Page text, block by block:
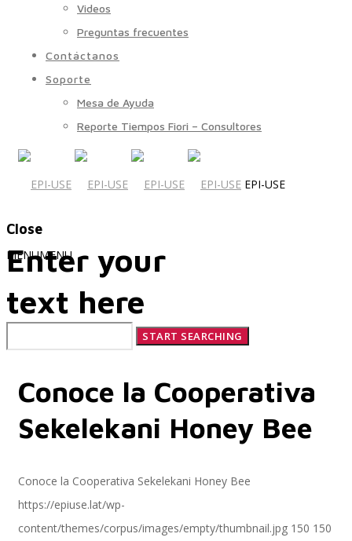
Videos
Preguntas frecuentes
Contáctanos
Soporte
Mesa de Ayuda
Reporte Tiempos Fiori – Consultores
EPI-USE
MENUMENU
Servicios
Servicios y productos cloud
Close
Enter your
text here
Conoce la Cooperativa
Sekelekani Honey Bee
Conoce la Cooperativa Sekelekani Honey Bee
https://epiuse.lat/wp-
content/themes/corpus/images/empty/thumbnail.jpg 150 150